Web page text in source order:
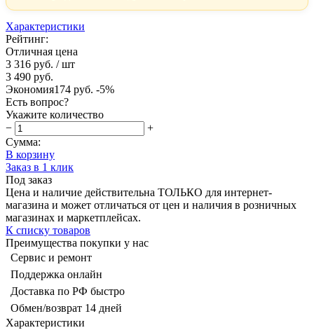
Характеристики
Рейтинг:
Отличная цена
3 316 руб. / шт
3 490 руб.
Экономия174 руб. -5%
Есть вопрос?
Укажите количество
−
+
Сумма:
В корзину
Заказ в 1 клик
Под заказ
Цена и наличие действительна ТОЛЬКО для интернет-
магазина и может отличаться от цен и наличия в розничных
магазинах и маркетплейсах.
К списку товаров
Преимущества покупки у нас
Сервис и ремонт
Поддержка онлайн
Доставка по РФ быстро
Обмен/возврат 14 дней
Характеристики